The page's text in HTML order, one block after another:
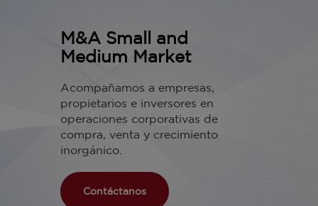
M&A Small and
Medium Market
Acompañamos a empresas,
propietarios e inversores en
operaciones corporativas de
compra, venta y crecimiento
inorgánico.
Contáctanos